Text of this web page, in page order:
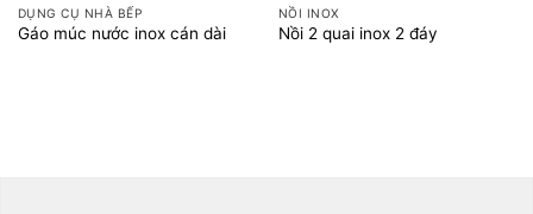
DỤNG CỤ NHÀ BẾP
Gáo múc nước inox cán dài
NỒI INOX
Nồi 2 quai inox 2 đáy